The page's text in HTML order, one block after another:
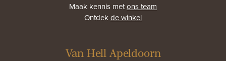
Maak kennis metons team
Ontdekde winkel
Van Hell Apeldoorn